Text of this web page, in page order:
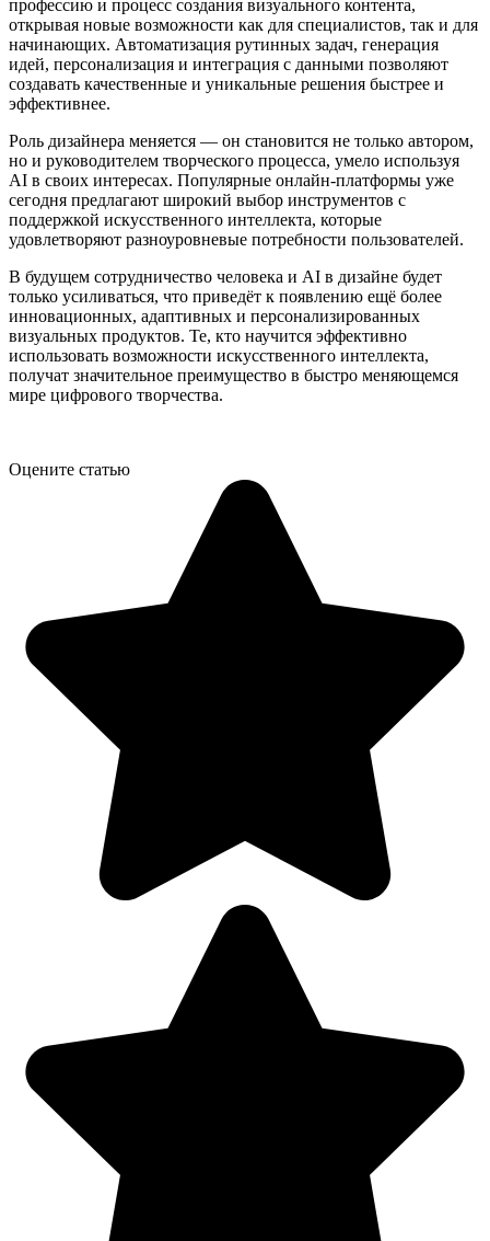
профессию и процесс создания визуального контента,
открывая новые возможности как для специалистов, так и для
начинающих. Автоматизация рутинных задач, генерация
идей, персонализация и интеграция с данными позволяют
создавать качественные и уникальные решения быстрее и
эффективнее.
Роль дизайнера меняется — он становится не только автором,
но и руководителем творческого процесса, умело используя
AI в своих интересах. Популярные онлайн-платформы уже
сегодня предлагают широкий выбор инструментов с
поддержкой искусственного интеллекта, которые
удовлетворяют разноуровневые потребности пользователей.
В будущем сотрудничество человека и AI в дизайне будет
только усиливаться, что приведёт к появлению ещё более
инновационных, адаптивных и персонализированных
визуальных продуктов. Те, кто научится эффективно
использовать возможности искусственного интеллекта,
получат значительное преимущество в быстро меняющемся
мире цифрового творчества.
Оцените статью